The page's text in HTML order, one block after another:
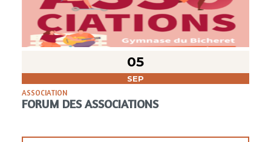
05
SEP
ASSOCIATION
FORUM DES ASSOCIATIONS